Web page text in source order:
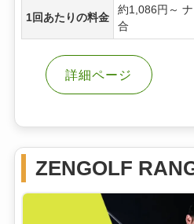
1回あたりの料金
約1,086円～
合
詳細ページ
ZENGOLF